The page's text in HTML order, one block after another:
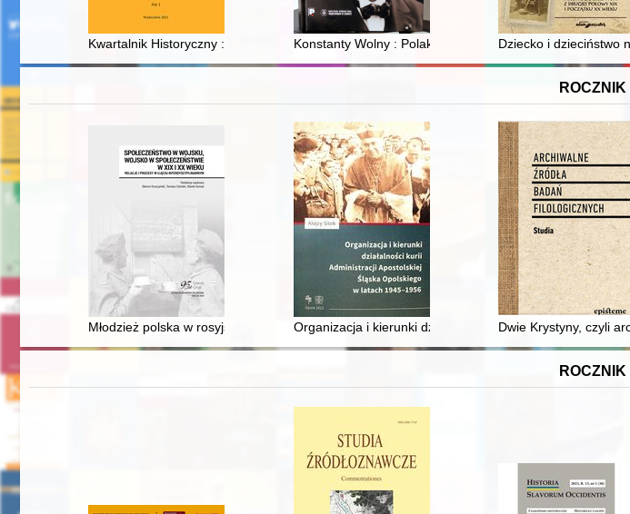
Kwartalnik Historyczny : założony przez Xawerego Liskego w 1887 roku. R. 128, nr 1 (2021)
Konstanty Wolny : Polak, Ślązak, PatriotaDziecko i dzieciństwo
ROCZNIK
Młodzież polska w rosyjskich korpusach kadetów w XIX wieku = Polish youth in the russian
Organizacja i kierunki działalności kurii Administracji
Dwie Krystyny, czyli
ROCZNIK